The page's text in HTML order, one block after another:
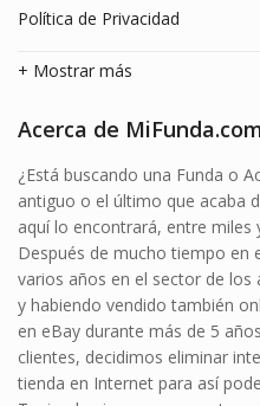
Política de Privacidad
+ Mostrar más
Acerca de
¿Está buscando una Funda o
antiguo o el último que acaba
aquí lo encontrará, entre miles
Después de mucho tiempo en
varios años en el sector de
y habiendo vendido también
en eBay durante más de 5
clientes, decidimos eliminar
tienda en Internet para así